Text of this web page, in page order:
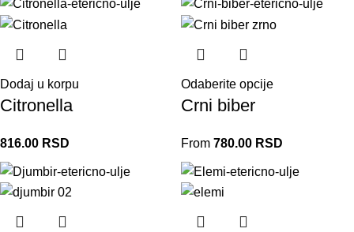
Dodaj u korpu
Citronella
816.00 RSD
Odaberite opcije
Crni biber
From 780.00 RSD